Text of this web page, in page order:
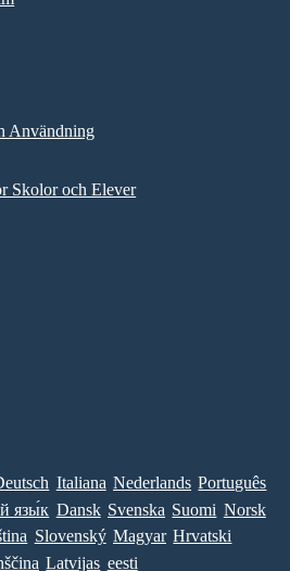
Användning
Skolor och Elever
Italiana Nederlands Português
язы́к Dansk Svenska Suomi Norsk
Slovenský Magyar Hrvatski
Latvijas eesti